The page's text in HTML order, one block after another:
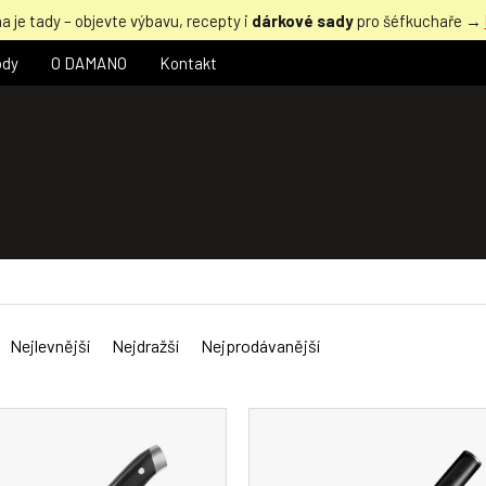
je tady – objevte výbavu, recepty i dárkové sadypro šéfkuchaře →
O DAMANO Kontakt
Nejlevnější Nejdražší Nejprodávanější